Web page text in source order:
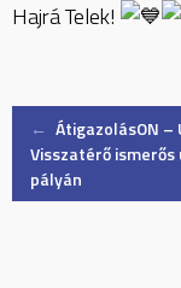
Hajrá Telek!
Post
navigation
← ÁtigazolásON –
Visszatérő ismerős
pályán